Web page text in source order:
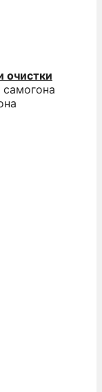
очистки